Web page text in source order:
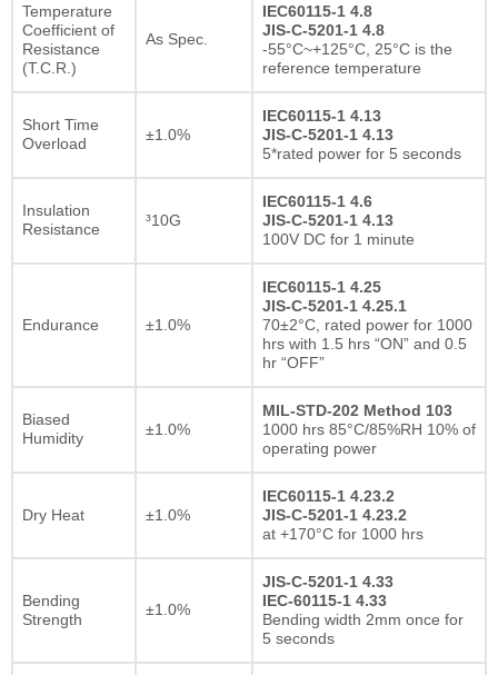
Temperature
Coefficient of
Resistance
(T.C.R.)
As Spec.
IEC60115-1 4.8
JIS-C-5201-1 4.8
-55°C~+125°C, 25°C is the
reference temperature
Short Time
Overload
±1.0%
IEC60115-1 4.13
JIS-C-5201-1 4.13
5*rated power for 5 seconds
Insulation
Resistance
³10G
IEC60115-1 4.6
JIS-C-5201-1 4.13
100V DC for 1 minute
Endurance ±1.0%
IEC60115-1 4.25
JIS-C-5201-1 4.25.1
70±2°C, rated power for 1000
hrs with 1.5 hrs “ON” and 0.5
hr “OFF”
Biased
Humidity
±1.0%
MIL-STD-202 Method 103
1000 hrs 85°C/85%RH 10% of
operating power
Dry Heat ±1.0%
IEC60115-1 4.23.2
JIS-C-5201-1 4.23.2
at +170°C for 1000 hrs
Bending
Strength
±1.0%
JIS-C-5201-1 4.33
IEC-60115-1 4.33
Bending width 2mm once for
5 seconds